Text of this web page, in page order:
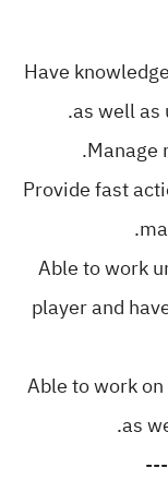
1-Have
as well as
3-Provide fast
4-Able to work
player and
5-Able to work
as